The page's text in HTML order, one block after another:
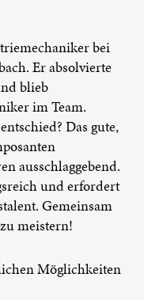
bei
Er absolvierte
blieb
im Team.
Das gute,
ausschlaggebend.
und erfordert
Gemeinsam
meistern!
Möglichkeiten